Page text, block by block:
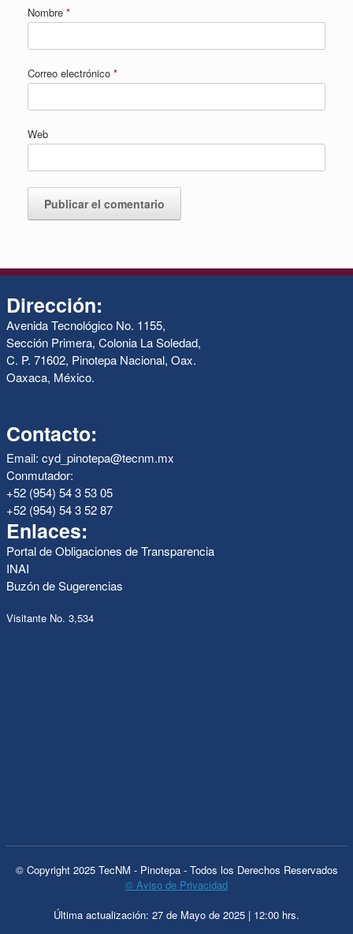
Nombre *
Correo electrónico *
Web
Dirección:
Avenida Tecnológico No. 1155,
Sección Primera, Colonia La Soledad,
C. P. 71602, Pinotepa Nacional, Oax.
Oaxaca, México.
Contacto:
Email: cyd_pinotepa@tecnm.mx
Conmutador:
+52 (954) 54 3 53 05
+52 (954) 54 3 52 87
Enlaces:
Portal de Obligaciones de Transparencia
INAI
Buzón de Sugerencias
Visitante No. 3,534
© Copyright 2025 TecNM - Pinotepa - Todos los Derechos Reservados
© Aviso de Privacidad
Última actualización: 27 de Mayo de 2025 | 12:00 hrs.